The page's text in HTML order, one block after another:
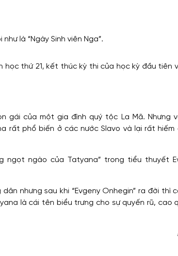
là “Ngày Sinh viên Nga”.
thứ 21, kết thúc kỳ thi của học kỳ đầu tiên
gái của một gia đình quý tộc La Mã. Nhưng
rất phổ biến ở các nước Slavo và lại rất hiếm
ngọt ngào của Tatyana” trong tiểu thuyết
nhưng sau khi “Evgeny Onhegin” ra đời thì
là cái tên biểu trưng cho sự quyến rũ, cao